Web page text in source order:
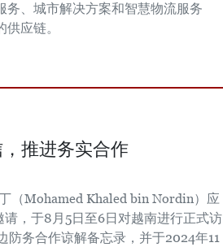
务、城市解决方案和智慧物流服务
供应链。
推进务实合作
（Mohamed Khaled bin Nordin）应
，于8月5日至6日对越南进行正式访
防务合作谅解备忘录，并于2024年11